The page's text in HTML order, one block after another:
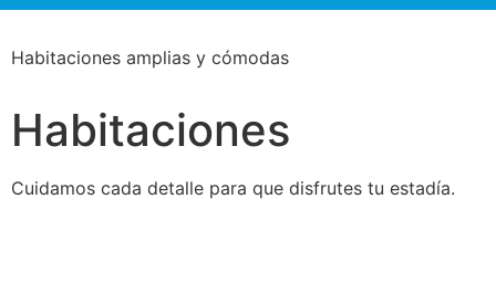
Habitaciones amplias y cómodas
Habitaciones
Cuidamos cada detalle para que disfrutes tu estadía.